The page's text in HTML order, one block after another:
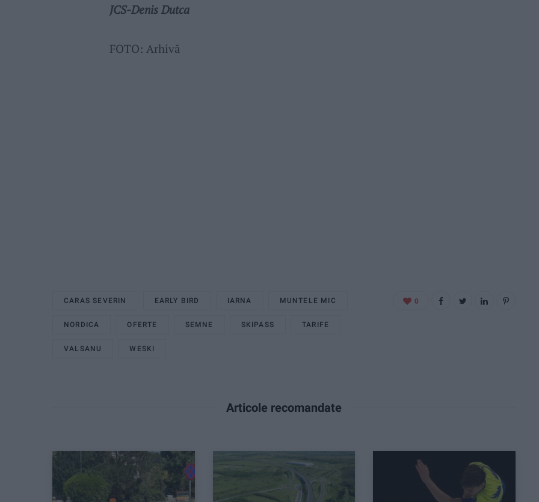
JCS-Denis Dutca
FOTO: Arhivă
CARAS SEVERIN EARLY BIRD IARNA MUNTELE MIC
NORDICA OFERTE SEMNE SKIPASS TARIFE
VALSANU WESKI
0
Articole recomandate